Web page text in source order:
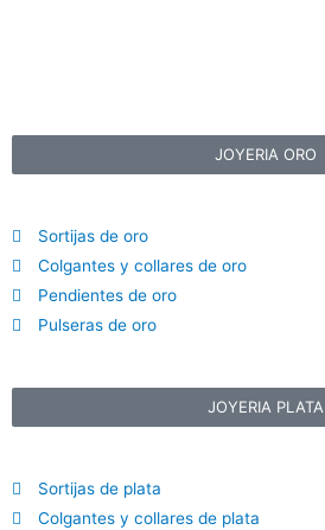
JOYERIA ORO
Sortijas de oro
Colgantes y collares de oro
Pendientes de oro
Pulseras de oro
JOYERIA PLATA
Sortijas de plata
Colgantes y collares de plata